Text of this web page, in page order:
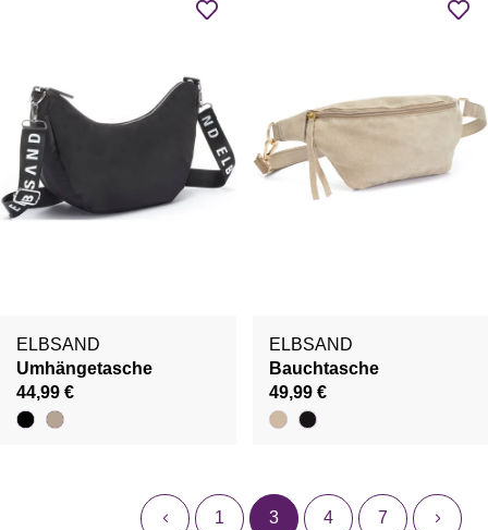
ELBSAND
Umhängetasche
44,99 €
ELBSAND
Bauchtasche
49,99 €
1 3 4 7